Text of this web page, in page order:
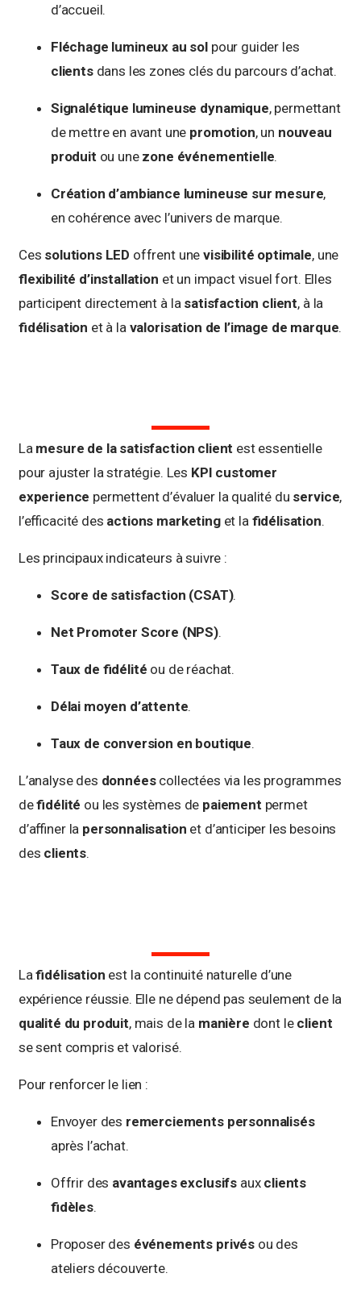
d’accueil.
Fléchage lumineux au sol pour guider les
clientsdans les zones clés du parcours d’achat.
Signalétique lumineuse dynamique, permettant
de mettre en avant une promotion, un nouveau
produit ou une zone événementielle.
Création d’ambiance lumineuse sur mesure,
en cohérence avec l’univers de marque.
Ces solutions LED offrent unevisibilité optimale, une
flexibilité d’installation et un impact visuel fort. Elles
participent directement à la satisfaction client, à la
fidélisation et à la valorisation de l’image de marque.
La mesure de la satisfaction client est essentielle
pour ajuster la stratégie. Les KPI customer
experience permettent d’évaluer la qualité du service,
l’efficacité des actions marketinget la fidélisation.
Les principaux indicateurs à suivre :
Score de satisfaction (CSAT).
Net Promoter Score (NPS).
Taux de fidélité ou de réachat.
Délai moyen d’attente.
Taux de conversion en boutique.
L’analyse des donnéescollectées via les programmes
defidélité ou les systèmes de paiement permet
d’affiner la personnalisation et d’anticiper les besoins
des clients.
Lafidélisation est la continuité naturelle d’une
expérience réussie. Elle ne dépend pas seulement de la
qualité du produit, mais de la manière dont le client
se sent compris et valorisé.
Pour renforcer le lien :
Envoyer des remerciements personnalisés
après l’achat.
Offrir des avantages exclusifs aux clients
fidèles.
Proposer des événements privés ou des
ateliers découverte.